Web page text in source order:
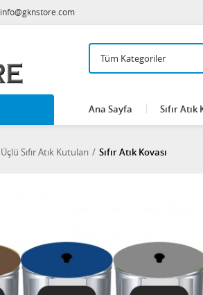
info@gknstore.com
Ana Sayfa Sıfır Atık
Üçlü Sıfır Atık Kutuları Sıfır Atık Kovası